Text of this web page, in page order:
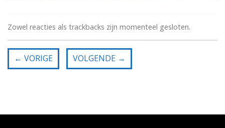
Zowel reacties als trackbacks zijn momenteel gesloten.
← VORIGE VOLGENDE →